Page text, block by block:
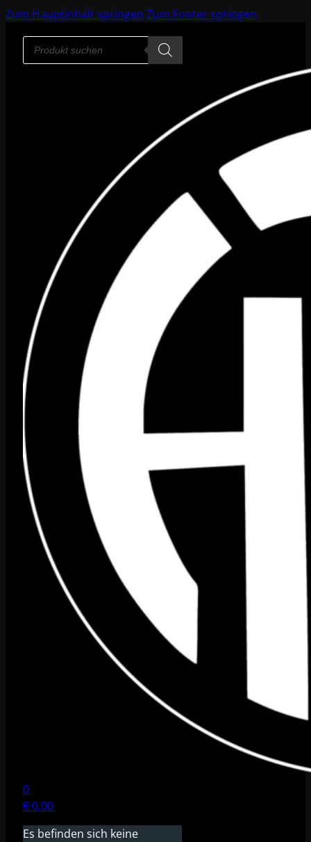
Zum Hauptinhalt springen Zum Footer springen
Products
search
0
€0,00
Es befinden sich keine